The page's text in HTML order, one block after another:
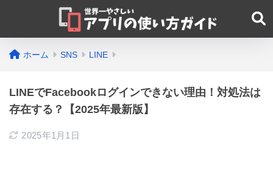
ホーム SNS LINE
LINEでFacebookログインできない理由！対処法は
存在する？【2025年最新版】
2025年1月1日